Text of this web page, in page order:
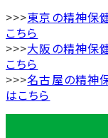
>>>東京の精神保
こちら
>>>大阪の精神保
こちら
>>>名古屋の精神
はこちら